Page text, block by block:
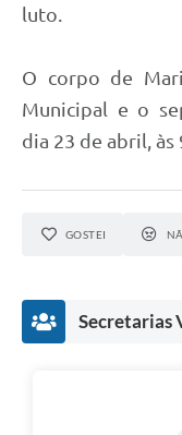
luto.
O corpo de
Municipal e o
dia 23 de abril,
GOSTEI
Secretarias